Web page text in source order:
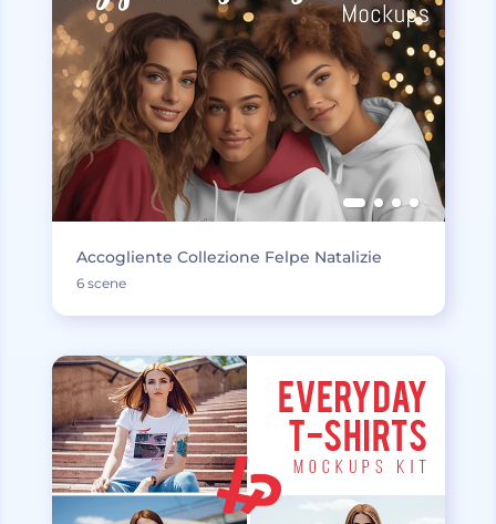
Accogliente Collezione Felpe Natalizie
6 scene